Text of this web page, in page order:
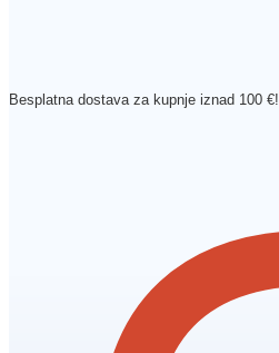
Besplatna dostava za kupnje iznad 100 €!